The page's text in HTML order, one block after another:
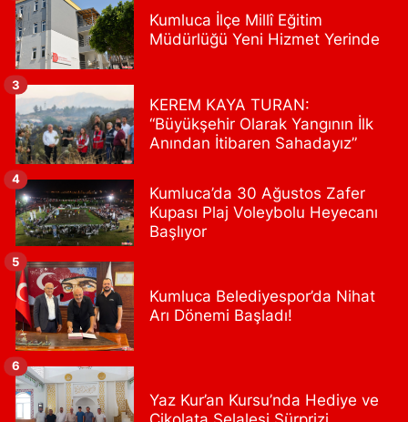
Kasımpaşa Beyoğlu İstanbul
0 (533) 395 65 65 Yol Tarifi Al
Nuh Eczanesi
Fetih Mahallesi, Hicazkar Sokak, Bağkur Sitesi No:10 1A Ataşehir
İstanbul
0 (216) 324 46 96 Yol Tarifi Al
Yaman Eczanesi
Site Mahallesi, Kaptanoğlu Okul Sokak No:44 A Ümraniye İstanbul
0 (216) 533 02 16
Kelebek Eczanesi
Kanarya Mahallesi, Şahin Caddesi No:45 C Küçükçekmece İstanbul
0 (533) 306 21 14
Kahraman Eczanesi
Yavuztürk Mahallesi, Karadeniz Caddesi No:128 K Üsküdar
Kumluca İlçe Millî Eğitim
Müdürlüğü Yeni Hizmet Yerinde
KEREM KAYA TURAN:
“Büyükşehir Olarak Yangının İlk
Anından İtibaren Sahadayız”
3
Kumluca’da 30 Ağustos Zafer
Kupası Plaj Voleybolu Heyecanı
Başlıyor
4
Kumluca Belediyespor’da Nihat
Arı Dönemi Başladı!
5
Yaz Kur’an Kursu’nda Hediye ve
6